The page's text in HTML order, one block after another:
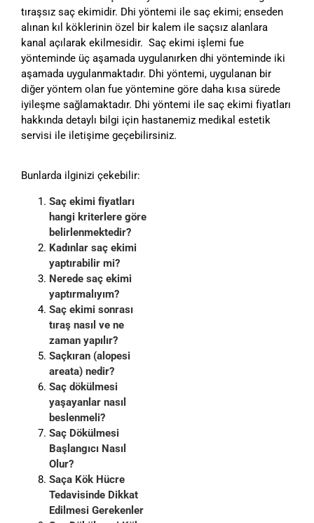
tıraşsız saç ekimidir. Dhi yöntemi ile saç ekimi; enseden
alınan kıl köklerinin özel bir kalem ile saçsız alanlara
kanal açılarak ekilmesidir. Saç ekimi işlemi fue
yönteminde üç aşamada uygulanırken dhi yönteminde iki
aşamada uygulanmaktadır. Dhi yöntemi, uygulanan bir
diğer yöntem olan fue yöntemine göre daha kısa sürede
iyileşme sağlamaktadır. Dhi yöntemi ile saç ekimi fiyatları
hakkında detaylı bilgi için hastanemiz medikal estetik
servisi ile iletişime geçebilirsiniz.
Bunlarda ilginizi çekebilir:
Saç ekimi fiyatları
hangi kriterlere göre
belirlenmektedir?
Kadınlar saç ekimi
yaptırabilir mi?
Nerede saç ekimi
yaptırmalıyım?
Saç ekimi sonrası
tıraş nasıl ve ne
zaman yapılır?
Saçkıran (alopesi
areata) nedir?
Saç dökülmesi
yaşayanlar nasıl
beslenmeli?
Saç Dökülmesi
Başlangıcı Nasıl
Olur?
Saça Kök Hücre
Tedavisinde Dikkat
Edilmesi Gerekenler